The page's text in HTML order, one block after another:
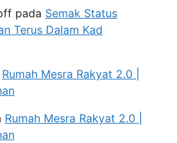
pada Semak Status
Terus Dalam Kad
Rumah Mesra Rakyat 2.0 |
Rumah Mesra Rakyat 2.0 |